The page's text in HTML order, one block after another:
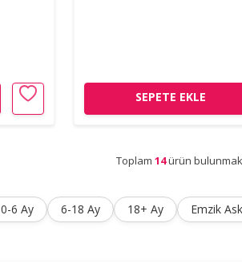
SEPETE EKLE
Toplam14ürün
0-6 Ay 6-18 Ay 18+ Ay Emzik